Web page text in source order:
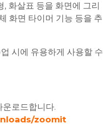
화살표 등을 화면에 그리
화면 타이머 기능 등을 추
시에 유용하게 사용할 수
로드합니다.
zoomit